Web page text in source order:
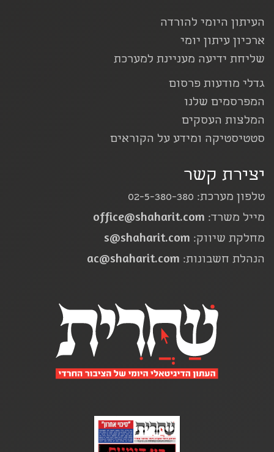
העיתון היומי להורדה
ארכיון עיתון יומי
שליחת ידיעה מעניינת למערכת
גדלי מודעות פרסום
המפרסמים שלנו
המלצות העסקים
סטטיסטיקה ומידע על הקוראים
יצירת קשר
טלפון מערכת: 02-5-380-380
מייל משרד: office@shaharit.com
מחלקת שיווק: s@shaharit.com
הנהלת חשבונות: ac@shaharit.com